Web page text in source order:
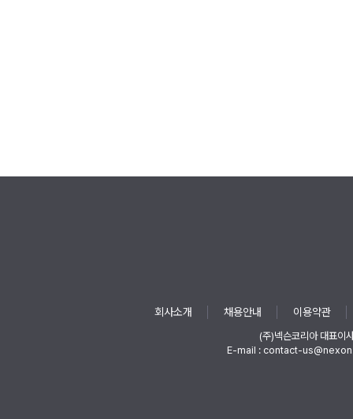
회사소개 채용안내 이용약관
(주)넥슨코리아 대표이
E-mail : contact-